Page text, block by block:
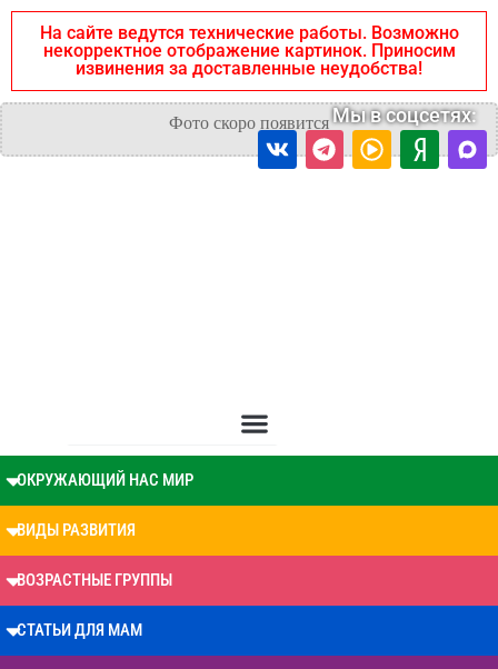
На сайте ведутся технические работы. Возможно
некорректное отображение картинок. Приносим
извинения за доставленные неудобства!
Мы в соцсетях:
ОКРУЖАЮЩИЙ НАС МИР
ВИДЫ РАЗВИТИЯ
ВОЗРАСТНЫЕ ГРУППЫ
СТАТЬИ ДЛЯ МАМ